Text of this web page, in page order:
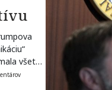
všetko